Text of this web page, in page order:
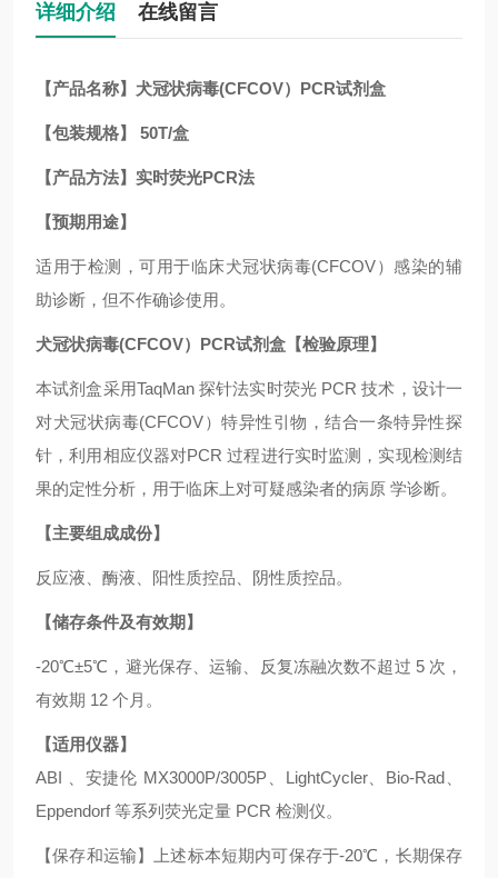
详细介绍 在线留言
【产品名称】犬冠状病毒(CFCOV）PCR试剂盒
【包装规格】 50T/盒
【产品方法】实时荧光PCR法
【预期用途】
适用于检测，可用于临床犬冠状病毒(CFCOV）感染的辅
助诊断，但不作确诊使用。
犬冠状病毒(CFCOV）PCR试剂盒【检验原理】
本试剂盒采用TaqMan 探针法实时荧光 PCR 技术，设计一
对犬冠状病毒(CFCOV）特异性引物，结合一条特异性探
针，利用相应仪器对PCR 过程进行实时监测，实现检测结
果的定性分析，用于临床上对可疑感染者的病原 学诊断。
【主要组成成份】
反应液、酶液、阳性质控品、阴性质控品。
【储存条件及有效期】
-20℃±5℃，避光保存、运输、反复冻融次数不超过 5 次，
有效期 12 个月。
【适用仪器】
ABI 、安捷伦 MX3000P/3005P、LightCycler、Bio-Rad、
Eppendorf 等系列荧光定量 PCR 检测仪。
【保存和运输】上述标本短期内可保存于-20℃，长期保存